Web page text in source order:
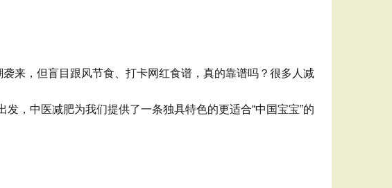
来，但盲目跟风节食、打卡网红食谱，真的靠谱吗？很多人减
，中医减肥为我们提供了一条独具特色的更适合“中国宝宝”的